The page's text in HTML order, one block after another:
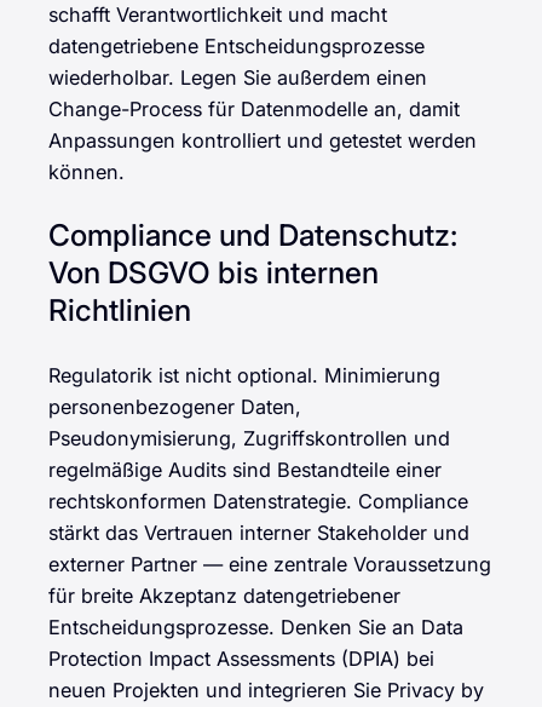
schafft Verantwortlichkeit und macht
datengetriebene Entscheidungsprozesse
wiederholbar. Legen Sie außerdem einen
Change-Process für Datenmodelle an, damit
Anpassungen kontrolliert und getestet werden
können.
Compliance und Datenschutz:
Von DSGVO bis internen
Richtlinien
Regulatorik ist nicht optional. Minimierung
personenbezogener Daten,
Pseudonymisierung, Zugriffskontrollen und
regelmäßige Audits sind Bestandteile einer
rechtskonformen Datenstrategie. Compliance
stärkt das Vertrauen interner Stakeholder und
externer Partner — eine zentrale Voraussetzung
für breite Akzeptanz datengetriebener
Entscheidungsprozesse. Denken Sie an Data
Protection Impact Assessments (DPIA) bei
neuen Projekten und integrieren Sie Privacy by